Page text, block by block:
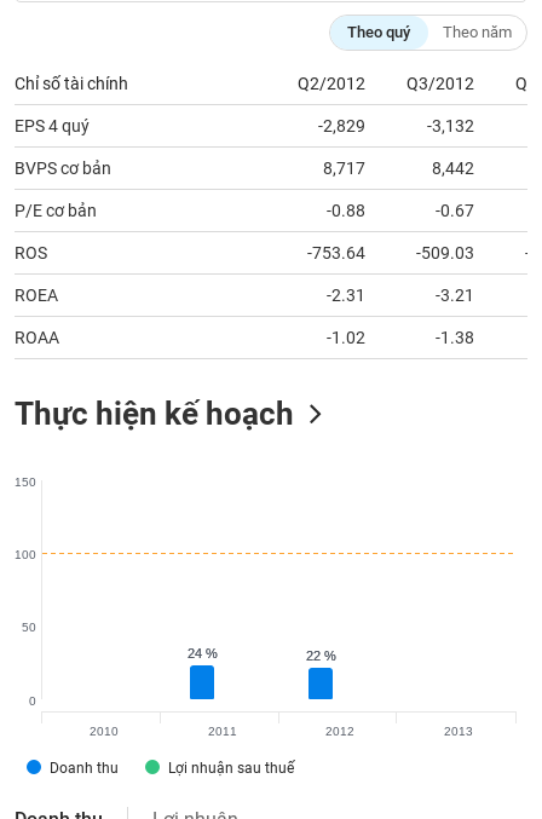
Theo quý Theo năm
Chỉ số tài chính Q2/2012 Q3/2012
EPS 4 quý -2,829 -3,132
BVPS cơ bản 8,717 8,442
P/E cơ bản -0.88 -0.67
ROS -753.64 -509.03 -
ROEA -2.31 -3.21
ROAA -1.02 -1.38
Thực hiện kế hoạch
24 %
24 % 22 %
22 %
Doanh thu Lợi nhuận sau thuế
0
50
100
150
2010 2011 2012 2013
Công
cụ
Truyền
thông
tài
Dữ
chính